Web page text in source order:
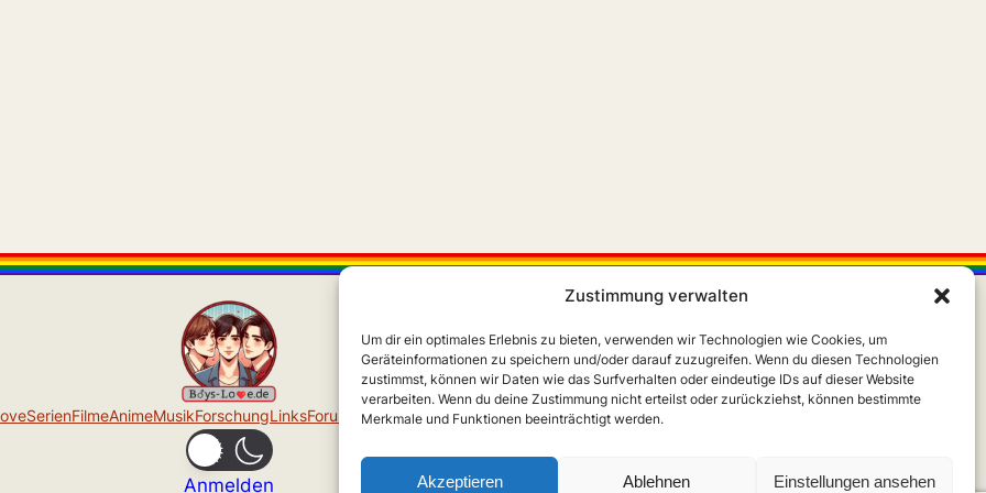
Zustimmung verwalten
Um dir ein optimales Erlebnis zu bieten, verwenden wir Technologien wie Cookies, um
Geräteinformationen zu speichern und/oder darauf zuzugreifen. Wenn du diesen Technologien
zustimmst, können wir Daten wie das Surfverhalten oder eindeutige IDs auf dieser Website
verarbeiten. Wenn du deine Zustimmung nicht erteilst oder zurückziehst, können bestimmte
Merkmale und Funktionen beeinträchtigt werden.
Akzeptieren Ablehnen Einstellungen ansehen
SerienFilmeAnimeMusikForschungLinksForum Über unsImpressumX Instagram
Anmelden